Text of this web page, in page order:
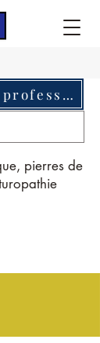
pierres de
Groupe pour les professionnels c'est ici